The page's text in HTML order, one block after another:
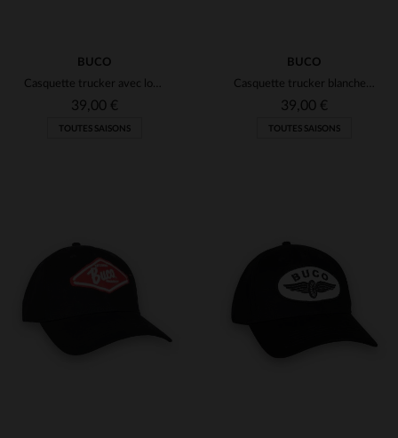
TAILLES DISPONIBLES
BUCO
Casquette trucker avec logo drapeaux
39,00 €
TOUTES SAISONS
TAILLES DISPONIBLES
BUCO
Casquette trucker blanche et noire logo diamant rouge et blanc
39,00 €
TOUTES SAISONS